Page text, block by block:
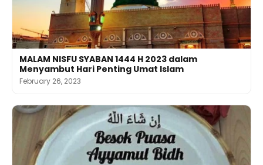
MALAM NISFU SYABAN 1444 H 2023 dalam
Menyambut Hari Penting Umat Islam
February 26, 2023